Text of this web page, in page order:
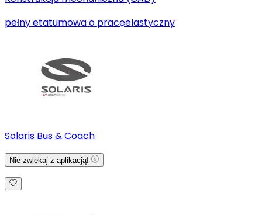
pełny etatumowa o pracęelastyczny
Solaris Bus & Coach
Nie zwlekaj z aplikacją!